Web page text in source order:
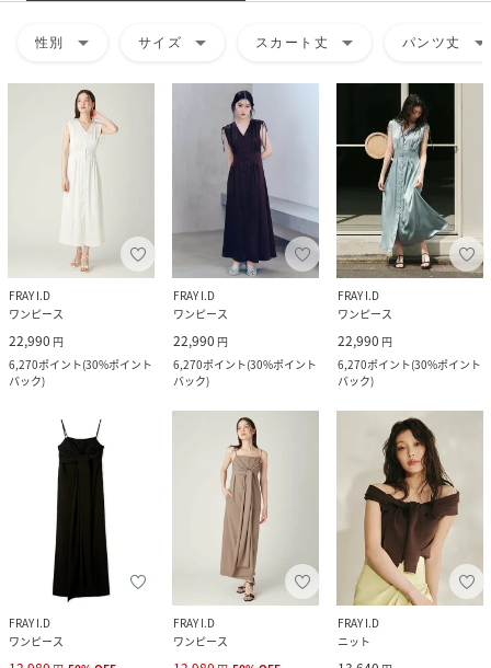
性別 arrow_drop_down サイズ arrow_drop_down スカート丈 arrow_drop_down パンツ丈
FRAY I.D
ワンピース
22,990 円
6,270ポイント(30%ポイント
バック)
FRAY I.D
ワンピース
22,990 円
6,270ポイント(30%ポイント
バック)
FRAY I.D
ワンピース
22,990 円
6,270ポイント(30%ポイント
バック)
FRAY I.D
ワンピース
FRAY I.D
ワンピース
FRAY I.D
ニット